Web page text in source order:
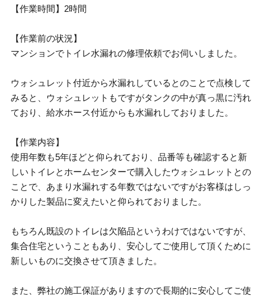
【作業時間】2時間
【作業前の状況】
マンションでトイレ水漏れの修理依頼でお伺いしました。
ウォシュレット付近から水漏れしているとのことで点検して
みると、ウォシュレットもですがタンクの中が真っ黒に汚れ
ており、給水ホース付近からも水漏れしておりました。
【作業内容】
使用年数も5年ほどと仰られており、品番等も確認すると新
しいトイレとホームセンターで購入したウォシュレットとの
ことで、あまり水漏れする年数ではないですがお客様はしっ
かりした製品に変えたいと仰られておりました。
もちろん既設のトイレは欠陥品というわけではないですが、
集合住宅ということもあり、安心してご使用して頂くために
新しいものに交換させて頂きました。
また、弊社の施工保証がありますので長期的に安心してご使